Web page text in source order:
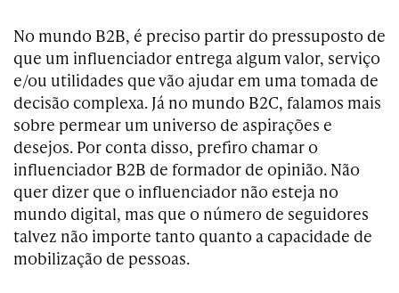
No mundo B2B, é preciso partir do pressuposto de
que um influenciador entrega algum valor, serviço
e/ou utilidades que vão ajudar em uma tomada de
decisão complexa. Já no mundo B2C, falamos mais
sobre permear um universo de aspirações e
desejos. Por conta disso, prefiro chamar o
influenciador B2B de formador de opinião. Não
quer dizer que o influenciador não esteja no
mundo digital, mas que o número de seguidores
talvez não importe tanto quanto a capacidade de
mobilização de pessoas.